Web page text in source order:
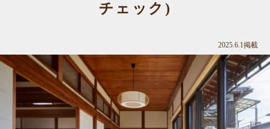
チェック)
2025.6.1掲載